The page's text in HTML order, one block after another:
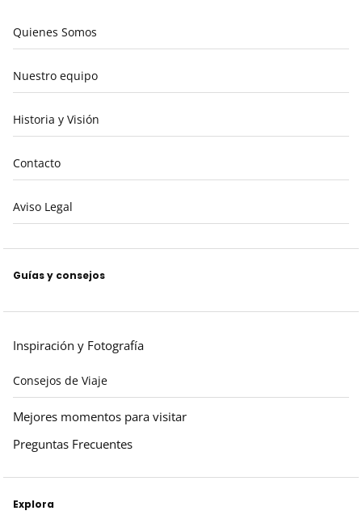
Quienes Somos
Nuestro equipo
Historia y Visión
Contacto
Aviso Legal
Guías y consejos
Inspiración y Fotografía
Consejos de Viaje
Mejores momentos para visitar
Preguntas Frecuentes
Explora